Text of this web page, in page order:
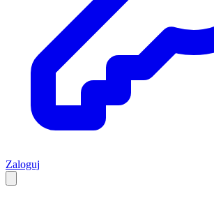
Zaloguj